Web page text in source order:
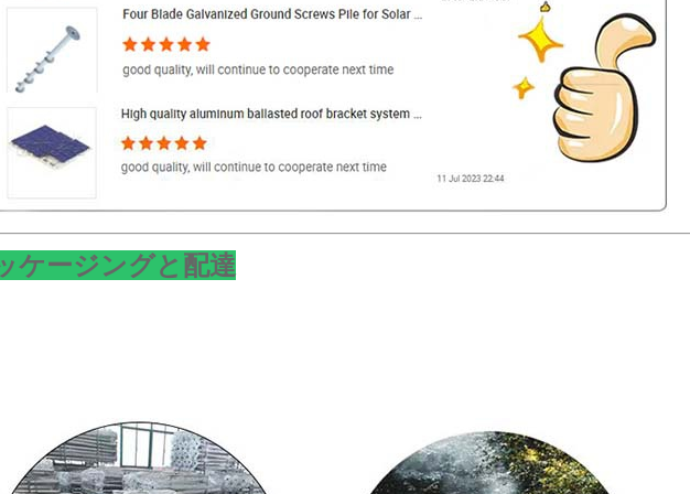
ケージングと配達